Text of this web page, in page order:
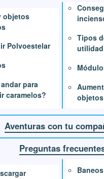
objetos
Polvoestelar
para
caramelos?
Tipos
utilidad
objetos
Aventuras con tu
Preguntas
Baneos